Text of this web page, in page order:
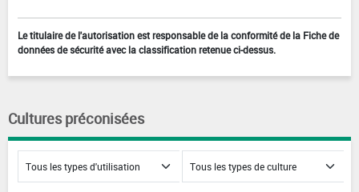
Le titulaire de l'autorisation est responsable de la conformité de la Fiche de
données de sécurité avec la classification retenue ci-dessus.
Cultures préconisées